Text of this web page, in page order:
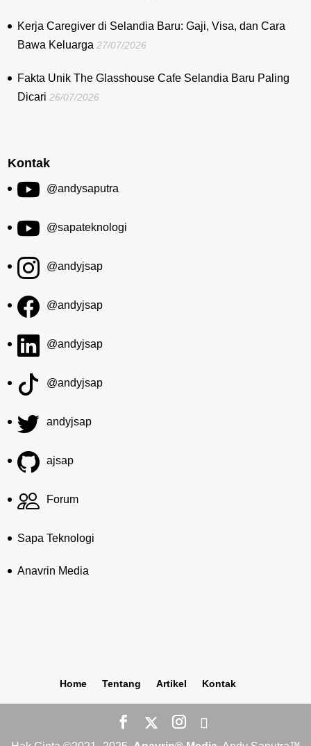
Kerja Caregiver di Selandia Baru: Gaji, Visa, dan Cara
Bawa Keluarga 27/07/2026
Fakta Unik The Glasshouse Cafe Selandia Baru Paling
Dicari 26/07/2026
Kontak
@andysaputra
@sapateknologi
@andyjsap
@andyjsap
@andyjsap
@andyjsap
andyjsap
ajsap
Forum
Sapa Teknologi
Anavrin Media
Home Tentang Artikel Kontak